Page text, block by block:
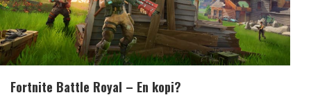
Fortnite Battle Royal – En kopi?